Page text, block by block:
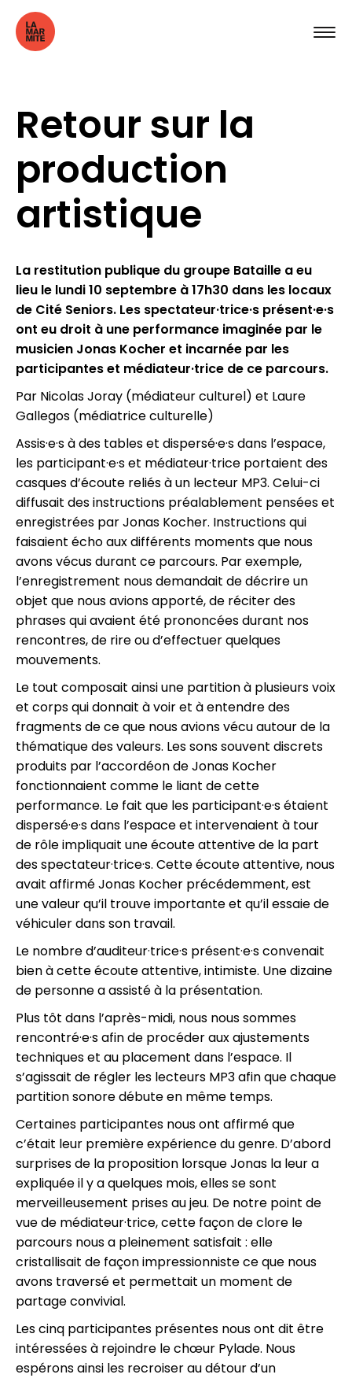
Retour sur la
production
artistique
La restitution publique du groupe Bataille a eu
lieu le lundi 10 septembre à 17h30 dans les locaux
de Cité Seniors. Les spectateur·trice·s présent·e·s
ont eu droit à une performance imaginée par le
musicien Jonas Kocher et incarnée par les
participantes et médiateur·trice de ce parcours.
Par Nicolas Joray (médiateur culturel) et Laure
Gallegos (médiatrice culturelle)
Assis·e·s à des tables et dispersé·e·s dans l’espace,
les participant·e·s et médiateur·trice portaient des
casques d’écoute reliés à un lecteur MP3. Celui-ci
diffusait des instructions préalablement pensées et
enregistrées par Jonas Kocher. Instructions qui
faisaient écho aux différents moments que nous
avons vécus durant ce parcours. Par exemple,
l’enregistrement nous demandait de décrire un
objet que nous avions apporté, de réciter des
phrases qui avaient été prononcées durant nos
rencontres, de rire ou d’effectuer quelques
mouvements.
Le tout composait ainsi une partition à plusieurs voix
et corps qui donnait à voir et à entendre des
fragments de ce que nous avions vécu autour de la
thématique des valeurs. Les sons souvent discrets
produits par l’accordéon de Jonas Kocher
fonctionnaient comme le liant de cette
performance. Le fait que les participant·e·s étaient
dispersé·e·s dans l’espace et intervenaient à tour
de rôle impliquait une écoute attentive de la part
des spectateur·trice·s. Cette écoute attentive, nous
avait affirmé Jonas Kocher précédemment, est
une valeur qu’il trouve importante et qu’il essaie de
véhiculer dans son travail.
Le nombre d’auditeur·trice·s présent·e·s convenait
bien à cette écoute attentive, intimiste. Une dizaine
de personne a assisté à la présentation.
Plus tôt dans l’après-midi, nous nous sommes
rencontré·e·s afin de procéder aux ajustements
techniques et au placement dans l’espace. Il
s’agissait de régler les lecteurs MP3 afin que chaque
partition sonore débute en même temps.
Certaines participantes nous ont affirmé que
c’était leur première expérience du genre. D’abord
surprises de la proposition lorsque Jonas la leur a
expliquée il y a quelques mois, elles se sont
merveilleusement prises au jeu. De notre point de
vue de médiateur·trice, cette façon de clore le
parcours nous a pleinement satisfait : elle
cristallisait de façon impressionniste ce que nous
avons traversé et permettait un moment de
partage convivial.
Les cinq participantes présentes nous ont dit être
intéressées à rejoindre le chœur Pylade. Nous
espérons ainsi les recroiser au détour d’un